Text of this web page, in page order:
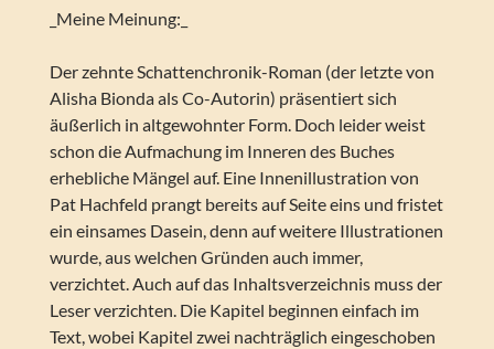
_Meine Meinung:_
Der zehnte Schattenchronik-Roman (der letzte von
Alisha Bionda als Co-Autorin) präsentiert sich
äußerlich in altgewohnter Form. Doch leider weist
schon die Aufmachung im Inneren des Buches
erhebliche Mängel auf. Eine Innenillustration von
Pat Hachfeld prangt bereits auf Seite eins und fristet
ein einsames Dasein, denn auf weitere Illustrationen
wurde, aus welchen Gründen auch immer,
verzichtet. Auch auf das Inhaltsverzeichnis muss der
Leser verzichten. Die Kapitel beginnen einfach im
Text, wobei Kapitel zwei nachträglich eingeschoben